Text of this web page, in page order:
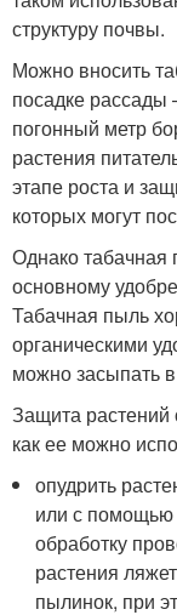
структуру почвы.
Можно вносить
посадке рассады
погонный метр
растения
этапе роста и
которых могут
Однако
основному
Табачная пыль
органическими
можно засыпать в
Защита растений
как ее можно
опудрить
или с помощью
обработку
растения
пылинок, при